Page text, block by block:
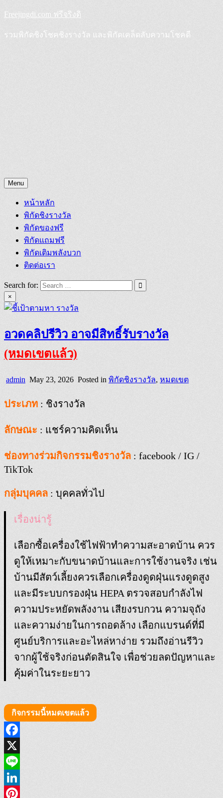
Skip
to
content
Freejingdi.com ฟรีจริงดิ
รวมพิกัดชิงโชคชิงรางวัล และพิกัดเคล็ดลับความโชคดี
Menu
หน้าหลัก
พิกัดชิงรางวัล
พิกัดของฟรี
พิกัดแถมฟรี
พิกัดเติมพลังบวก
ติดต่อเรา
Search for:
×
อวดคลิปรีวิว อาจมีสิทธิ์รับรางวัล
(หมดเขตแล้ว)
admin May 23, 2026 Posted in พิกัดชิงรางวัล, หมดเขต
ประเภท : ชิงรางวัล
ลักษณะ : แชร์ความคิดเห็น
ช่องทางร่วมกิจกรรมชิงรางวัล : facebook / IG /
TikTok
กลุ่มบุคคล : บุคคลทั่วไป
เรื่องน่ารู้
เลือกซื้อเครื่องใช้ไฟฟ้าทำความสะอาดบ้าน ควร
ดูให้เหมาะกับขนาดบ้านและการใช้งานจริง เช่น
บ้านมีสัตว์เลี้ยงควรเลือกเครื่องดูดฝุ่นแรงดูดสูง
และมีระบบกรองฝุ่น HEPA ตรวจสอบกำลังไฟ
ความประหยัดพลังงาน เสียงรบกวน ความจุถัง
และความง่ายในการถอดล้าง เลือกแบรนด์ที่มี
ศูนย์บริการและอะไหล่หาง่าย รวมถึงอ่านรีวิว
จากผู้ใช้จริงก่อนตัดสินใจ เพื่อช่วยลดปัญหาและ
คุ้มค่าในระยะยาว
กิจกรรมนี้หมดเขตแล้ว
Facebook
X
Line
LinkedIn